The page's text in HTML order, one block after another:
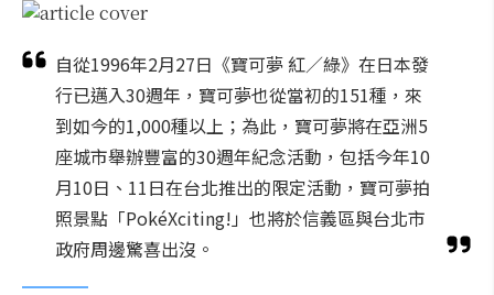
自從1996年2月27日《寶可夢 紅／綠》在日本發
行已邁入30週年，寶可夢也從當初的151種，來
到如今的1,000種以上；為此，寶可夢將在亞洲5
座城市舉辦豐富的30週年紀念活動，包括今年10
月10日、11日在台北推出的限定活動，寶可夢拍
照景點「PokéXciting!」也將於信義區與台北市
政府周邊驚喜出沒。